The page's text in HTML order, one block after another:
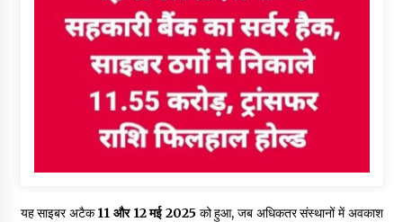
यह साइबर अटैक11 और 12 मई 2025 को हुआ, जब अधिकतर संस्थानों में अवकाश